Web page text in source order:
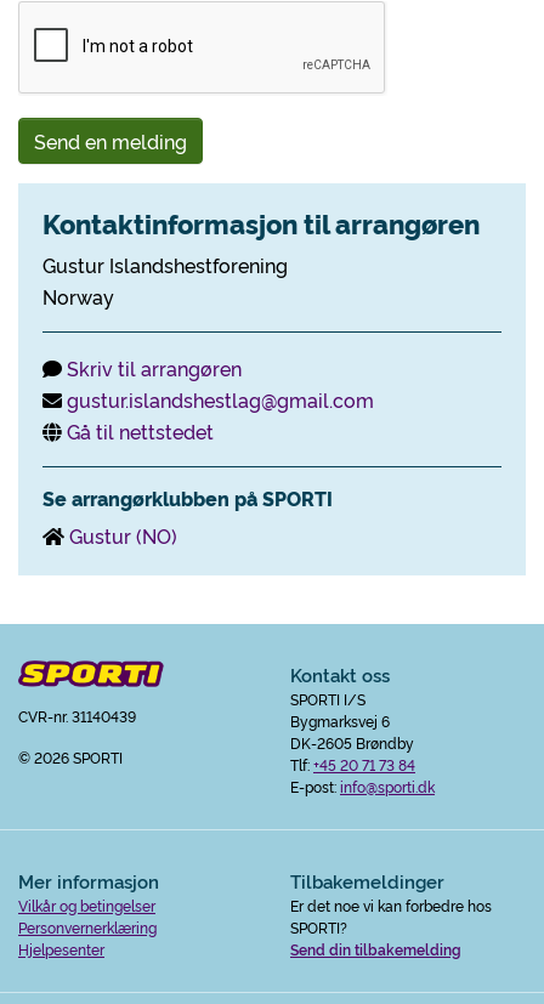
Send en melding
Kontaktinformasjon til arrangøren
Gustur Islandshestforening
Norway
Skriv til arrangøren
gustur.islandshestlag@gmail.com
Gå til nettstedet
Se arrangørklubben på SPORTI
Gustur (NO)
CVR-nr. 31140439
© 2026 SPORTI
Kontakt oss
SPORTI I/S
Bygmarksvej 6
DK-2605 Brøndby
Tlf:+45 20 71 73 84
E-post:info@sporti.dk
Mer informasjon
Vilkår og betingelser
Personvernerklæring
Hjelpesenter
Tilbakemeldinger
Er det noe vi kan forbedre hos
SPORTI?
Send din tilbakemelding